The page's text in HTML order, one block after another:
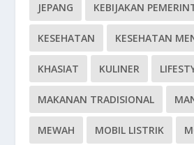
JEPANG KEBIJAKAN
KESEHATAN KESEHATAN
KHASIAT KULINER
MAKANAN TRADISIONAL
MEWAH MOBIL LISTRIK